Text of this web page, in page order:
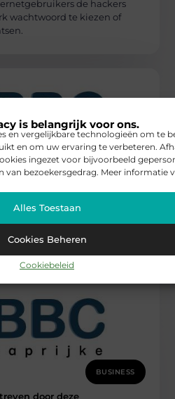
is belangrijk voor ons.
en vergelijkbare technologieën om te
en om uw ervaring te verbeteren.
ingezet voor bijvoorbeeld
van bezoekersgedrag. Meer informatie
Alles Toestaan
Cookies Beheren
Cookiebeleid
de hackers
wachtwoord te kiezen of
BUSINESS
over de
uitstoot. Om dit doel te
gebruik worden gemaakt
BUSINESS
door deze